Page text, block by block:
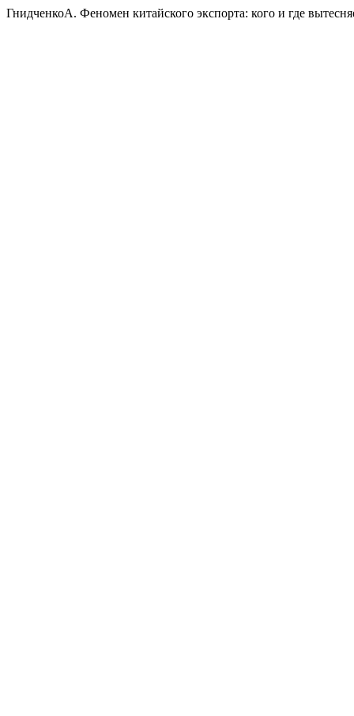
ГнидченкоА. Феномен китайского экспорта: кого и где